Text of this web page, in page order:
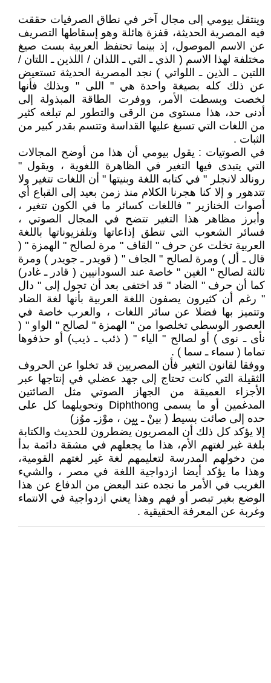
وينتقل بيومي إلى مجال آخر في نطاق الصرفيات حققت
فيه المصرية الحديثة، قفزة هائلة وهو إسقاطها التصريف
عن الاسم الموصول، إذ بينما تحتفظ العربية بست صيغ
مختلفة لهذا الاسم ( الذي ـ التي ـ اللذان / اللذين ـ اللتان /
اللتين ـ الذين ـ اللواتي ) نجد المصرية الحديثة تستعيض
عن ذلك كله بصيغة واحدة هي " اللى " وبذلك فأنها
لخصت وبسطت الأمر، ووفرت الطاقة المبذولة إلى
أدنى حد، هذا مستوى من الرقى والتطور لم تبلغه كثير
من اللغات التي تسبغ عليها القداسة وتتسم بقدر كبير من
الثبات .
في الصوتيات : يقول بيومي أن هذا من أوضح المجالات
التي يتبدى فيها التغير في الظاهرة اللغوية ، ويقول "
رونالد لانجلر " في كتابه اللغة وبنيتها " أن اللغات تتغير ولا
تتدهور و إلا كنا هجرنا الكلام منذ زمن بعيد إلى القباع أي
أصوات الخنازير " فاللغات كسائر ما في الكون تتغير ،
وأبرز مظاهر هذا التغير تتضح في المجال الصوتي ،
فسائر الشعوب التي تنطق إذاعاتها وتلفزيوناتها باللغة
العربية تخلت عن حرف " القاف " مرة لصالح " الهمزة " (
قال ـ أل ) ومرة لصالح " الجاف " ( قويدر ـ جويدر ) ومرة
ثالثة لصالح " الغين " خاصة عند السودانيين ( قادر ـ غادر)
كما أن حرف " الضاد " قد اختفى بعد أن تحول إلى " دال
" رغم أن كثيرون يصفون اللغة العربية بأنها لغة الضاد
وتتميز بها فضلا عن سائر اللغات ، والعرب خاصة في
العصور الوسطي تخلصوا من " الهمزة " لصالح " الواو " (
نأى ـ نوى ) أو لصالح " الياء " ( ذئب ـ ذيب) أو حذفوها
تماما ( سماء ـ سما ) .
ووفقا لقانون التغير فأن المصريين قد تخلوا عن الحروف
الثقيلة التي كانت تحتاج إلى جهد عضلي في إنتاجها عبر
الأجزاء العميقة من الجهاز الصوتي مثل الصائتين
المدغمين أو ما يسمى Diphthong وتحويلهما كل على
حده إلى صائت بسيط ( بينْ ـ بِِِِيِِن ، موْزـ موُز)
إلا يؤكد كل ذلك أن المصريون يضطرون للحديث والكتابة
بلغة غير لغتهم الأم، هذا ما يجعلهم في مشقة دائمة بدأ
من دخولهم المدرسة لتعليمهم لغة غير لغتهم القومية،
وهذا ما يؤكد أيضا ازدواجية اللغة في مصر ، والشيء
الغريب في الأمر ما نجده عند البعض من الدفاع عن هذا
الوضع بغير تبصر أو فهم وهذا يعني ازدواجية في الانتماء
وغربة عن المعرفة الحقيقية .